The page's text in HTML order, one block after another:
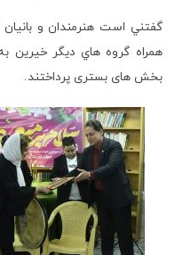
گفتني است هنرمندان و
همراه گروه هاي ديگر خيرين
بخش های بستری پرداختند.